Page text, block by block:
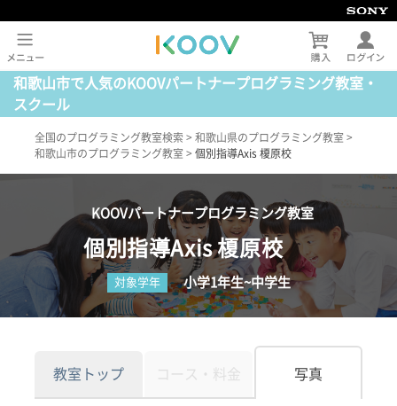
和歌山市で人気のKOOVパートナープログラミング教室・
スクール
全国のプログラミング教室検索 > 和歌山県のプログラミング教室 >
和歌山市のプログラミング教室 > 個別指導Axis 榎原校
KOOVパートナープログラミング教室
個別指導Axis 榎原校
対象学年 小学1年生~中学生
教室トップ コース・料金 写真